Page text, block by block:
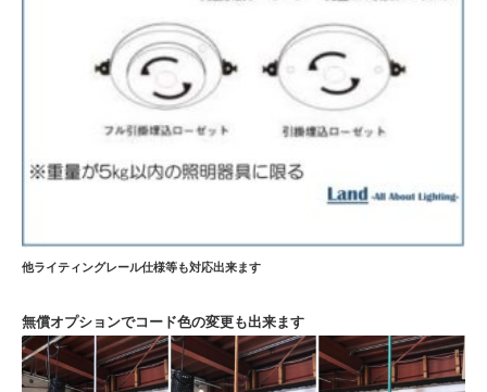
他ライティングレール仕様等も対応出来ます
無償オプションでコード色の変更も出来ます